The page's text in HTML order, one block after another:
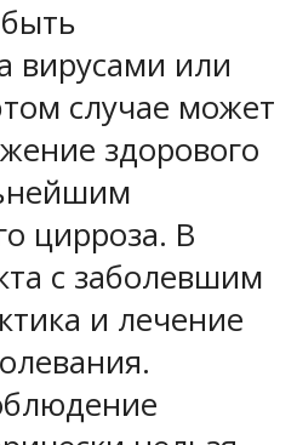
вирусами или
случае может
здорового
цирроза. В
с заболевшим
и лечение